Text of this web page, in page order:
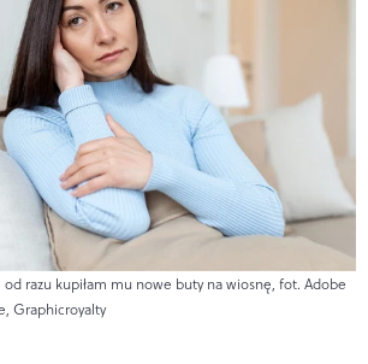
od razu kupiłam mu nowe buty na wiosnę, fot. Adobe
Graphicroyalty